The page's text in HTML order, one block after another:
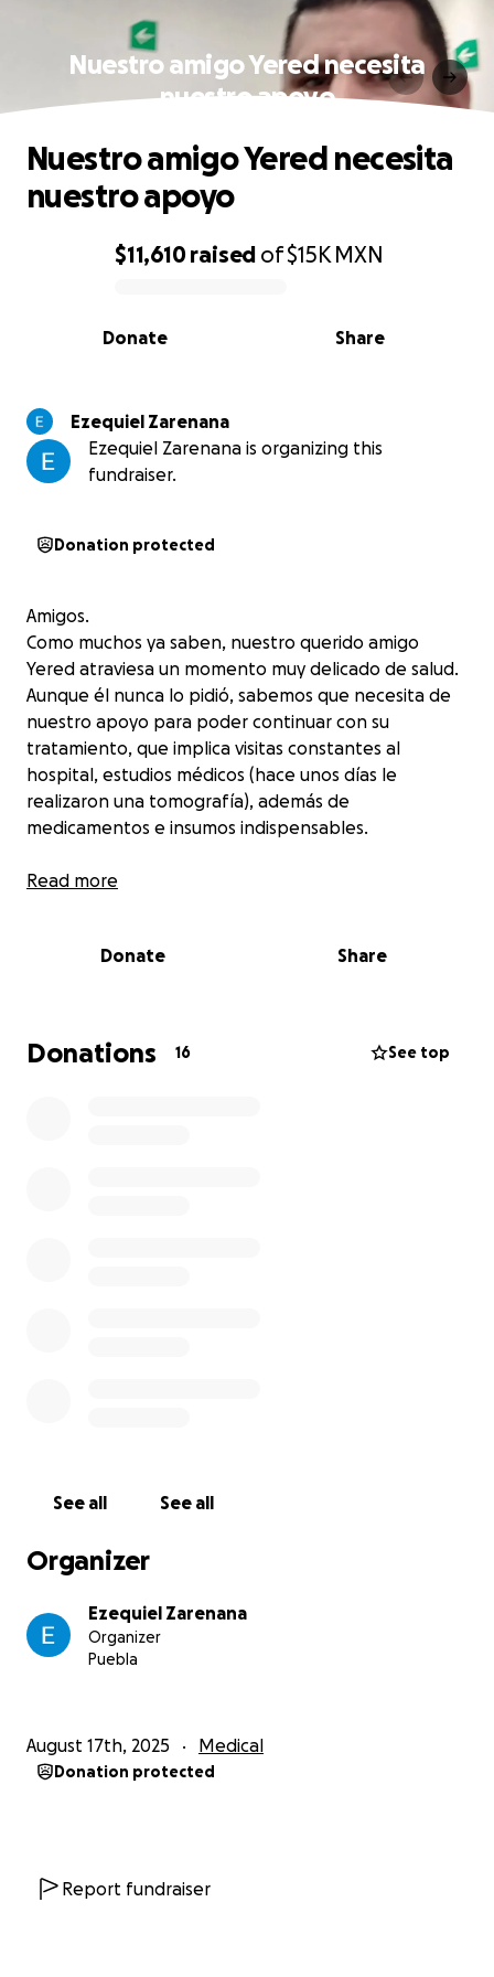
Nuestro amigo Yered necesita
nuestro apoyo
0% complete
$11,610raised of$15K MXN
Share
Donate
Nuestro amigo Yered necesita
nuestro apoyo
Ezequiel Zarenana
Ezequiel Zarenana is organizing this
fundraiser.
Donation protected
Amigos.
Como muchos ya saben, nuestro querido amigo
Yered atraviesa un momento muy delicado de salud.
Aunque él nunca lo pidió, sabemos que necesita de
nuestro apoyo para poder continuar con su
tratamiento, que implica visitas constantes al
hospital, estudios médicos (hace unos días le
realizaron una tomografía), además de
medicamentos e insumos indispensables.
Quien guste y pueda, los invitamos a unirse a esta
oraciones y buenos deseos.
ánimo y sus ganas de vivir, para que podamos llevarlo
de pata de perro como en los viejos tiempos. ✨
Read more
Donate Share
Donations 16 See top
See all See all
Organizer
Ezequiel Zarenana
Organizer
Puebla
August 17th, 2025 Medical
Donation protected
Report fundraiser